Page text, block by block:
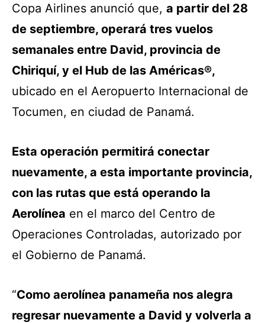
Copa Airlines anunció que, a partir del 28
de septiembre, operará tres vuelos
semanales entre David, provincia de
Chiriquí, y el Hub de las Américas®,
ubicado en el Aeropuerto Internacional de
Tocumen, en ciudad de Panamá.
Esta operación permitirá conectar
nuevamente, a esta importante provincia,
con las rutas que está operando la
Aerolínea en el marco del Centro de
Operaciones Controladas, autorizado por
el Gobierno de Panamá.
“Como aerolínea panameña nos alegra
regresar nuevamente a David y volverla a